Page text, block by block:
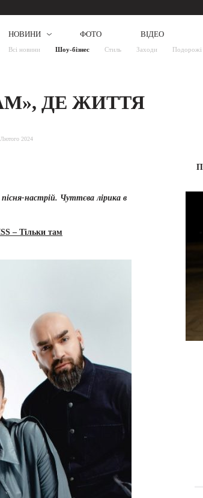
НОВИНИ
Всі новини Шоу-бізнес Стиль Заходи Подорожі
ФОТО ВІДЕО
ДЕ ЖИТТЯ
2024
настрій. Чуттєва лірика в
– Тільки там